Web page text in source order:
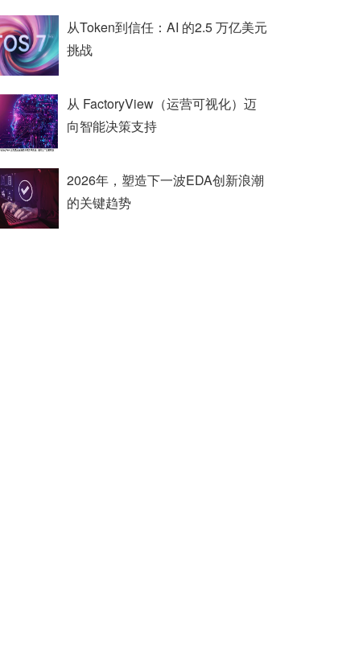
从Token到信任：AI 的2.5 万亿美元
挑战
从 FactoryView（运营可视化）迈
向智能决策支持
2026年，塑造下一波EDA创新浪潮
的关键趋势